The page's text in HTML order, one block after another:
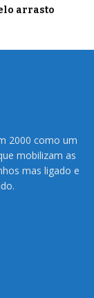
arrasto
2000 como um
mobilizam as
mas ligado e